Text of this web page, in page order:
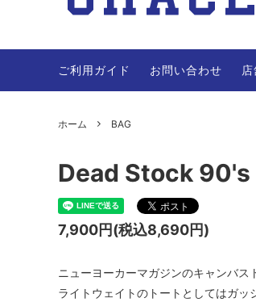
OTHERS
ご利用ガイド お問い合わせ
ホーム BAG
Dead Stock 90's
7,900円(税込8,690円)
ニューヨーカーマガジンのキャンバス
ライトウェイトのトートとしてはガ